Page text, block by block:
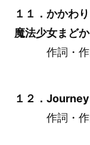
１１．かかわ
魔法少女まど
作詞・作曲
１２．Journey
作詞・作曲